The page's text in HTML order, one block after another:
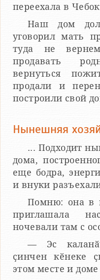
переехала в
Наш дом
уговорил мать
туда не
продавать
вернуться
продали и
построили свой
Нынешняя
... Подходит
дома,
еще бодра,
и внуки
Помню: она в
приглашала
ночевали там с
— Эс
ҫинчен кӗнеке
этом месте и